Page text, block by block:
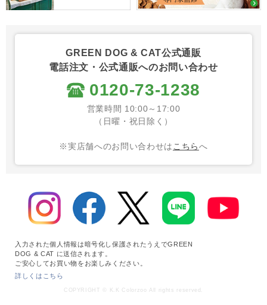
GREEN DOG & CAT公式通販
電話注文・公式通販へのお問い合わせ
0120-73-1238
営業時間 10:00～17:00
（日曜・祝日除く）
※実店舗へのお問い合わせは こちらへ
入力された個人情報は暗号化し保護されたうえでGREEN
DOG & CAT に送信されます。
ご安心してお買い物をお楽しみください。
詳しくはこちら
COPYRIGHT © K.K Colorzoo All rights reserved.